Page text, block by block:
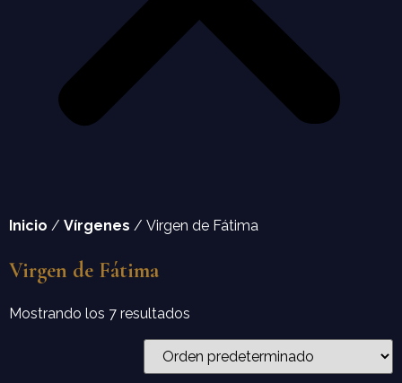
Inicio / Vírgenes / Virgen de Fátima
Virgen de Fátima
Mostrando los 7 resultados